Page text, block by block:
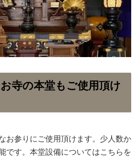
寺の本堂もご使用頂け
お参りにご使用頂けます。少人数か
です。本堂設備についてはこちらを